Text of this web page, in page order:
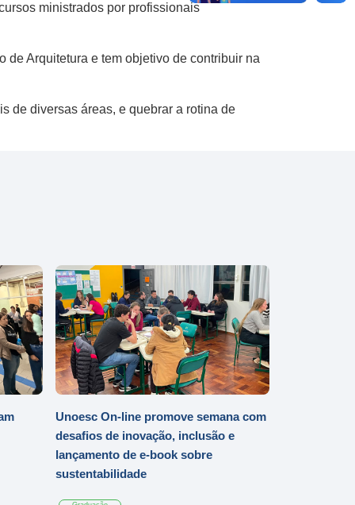
ministrados por profissionais
Arquitetura e tem objetivo de contribuir na
de diversas áreas​,​ e quebrar a rotina de
Unoesc On-line promove semana com
desafios de inovação, inclusão e
lançamento de e-book sobre
sustentabilidade